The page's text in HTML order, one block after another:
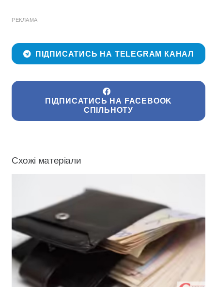
РЕКЛАМА
ПІДПИСАТИСЬ НА TELEGRAM КАНАЛ
ПІДПИСАТИСЬ НА FACEBOOK
СПІЛЬНОТУ
Схожі матеріали